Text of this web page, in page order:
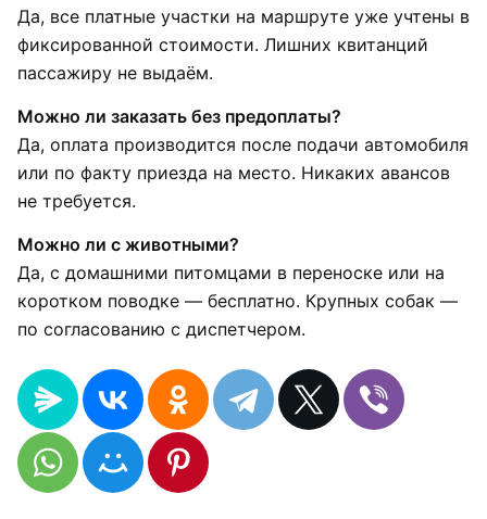
Да, все платные участки на маршруте уже учтены в
фиксированной стоимости. Лишних квитанций
пассажиру не выдаём.
Можно ли заказать без предоплаты?
Да, оплата производится после подачи автомобиля
или по факту приезда на место. Никаких авансов
не требуется.
Можно ли с животными?
Да, с домашними питомцами в переноске или на
коротком поводке — бесплатно. Крупных собак —
по согласованию с диспетчером.